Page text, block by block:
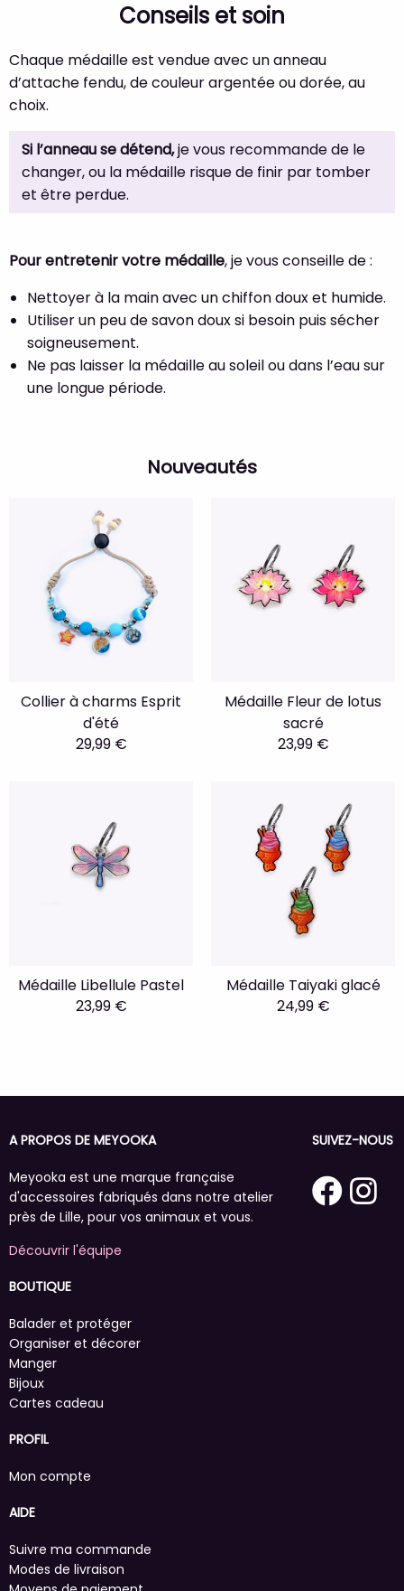
Conseils et soin
Chaque médaille est vendue avec un anneau
d’attache fendu, de couleur argentée ou dorée, au
choix.
Si l’anneau se détend,je vous recommande de le
changer, ou la médaille risque de finir par tomber
et être perdue.
Pour entretenir votre médaille, je vous conseille de :
Nettoyer à la main avec un chiffon doux et humide.
Utiliser un peu de savon doux si besoin puis sécher
soigneusement.
Ne pas laisser la médaille au soleil ou dans l’eau sur
une longue période.
Nouveautés
Collier à charms Esprit
d'été
29,99 €
Médaille Fleur de lotus
sacré
23,99 €
Médaille Libellule Pastel
23,99 €
Médaille Taiyaki glacé
24,99 €
A PROPOS DE MEYOOKA
Meyooka est une marque française
d'accessoires fabriqués dans notre atelier
près de Lille, pour vos animaux et vous.
Découvrir l'équipe
SUIVEZ-NOUS
BOUTIQUE
Balader et protéger
Organiser et décorer
Manger
Bijoux
Cartes cadeau
PROFIL
Mon compte
AIDE
Suivre ma commande
Modes de livraison